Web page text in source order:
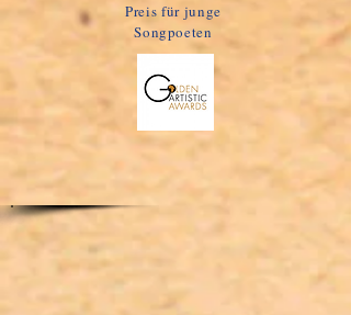
Preis für junge
Songpoeten